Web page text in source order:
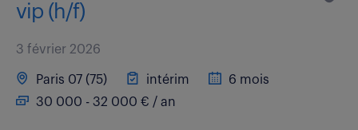
vip (h/f)
3 février 2026
Paris 07 (75) intérim
6 mois
30 000 - 32 000 € / an